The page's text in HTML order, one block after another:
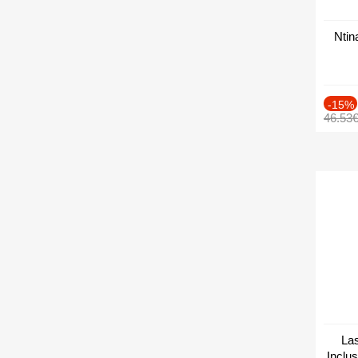
-15%
46.53€